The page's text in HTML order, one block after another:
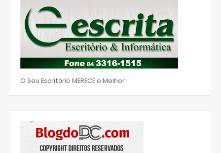
O Seu Escritório MERECE o Melhor!